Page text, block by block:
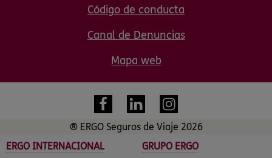
Código de conducta
Canal de Denuncias
Mapa web
® ERGO Seguros de Viaje 2026
ERGO INTERNACIONAL
GRUPO ERGO